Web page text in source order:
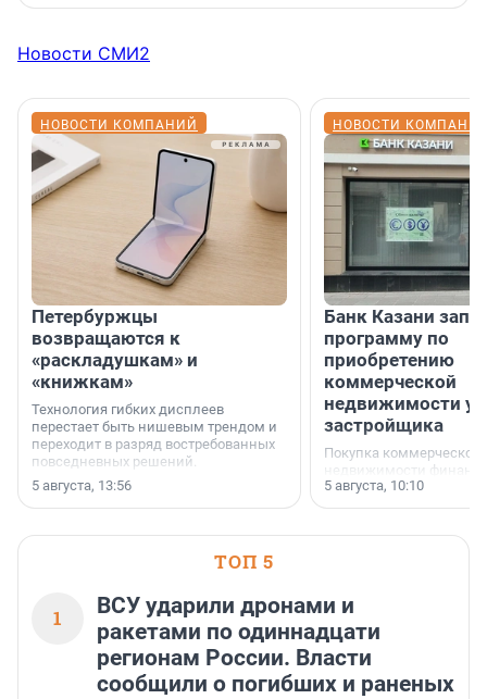
Новости СМИ2
НОВОСТИ КОМПАНИЙ
Петербуржцы
возвращаются к
«раскладушкам» и
«книжкам»
Технология гибких дисплеев
перестает быть нишевым трендом и
переходит в разряд востребованных
повседневных решений.
5 августа, 13:56
НОВОСТИ
Банк Казани
программу по
приобретению
коммерческой
недвижимости у
застройщика
Покупка коммерческой
недвижимости
инструмент,
предпринимателей.
или готовый арендный
5 августа, 10:10
ТОП 5
1
ВСУ ударили дронами и
ракетами по одиннадцати
регионам России. Власти
сообщили о погибших и раненых